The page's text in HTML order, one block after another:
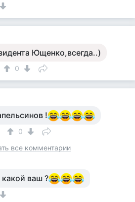
Ющенко,всегда..)
0
!
0
все комментарии
ваш ?